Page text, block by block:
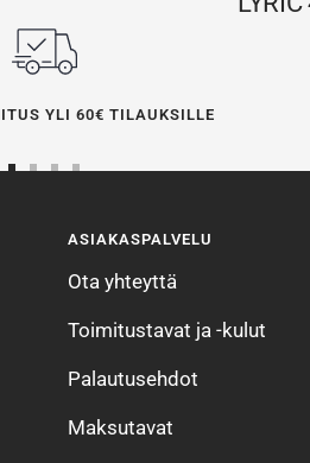
YLI 60€ TILAUKSILLE
4
ASIAKASPALVELU
Ota yhteyttä
Toimitustavat ja -kulut
Palautusehdot
Maksutavat